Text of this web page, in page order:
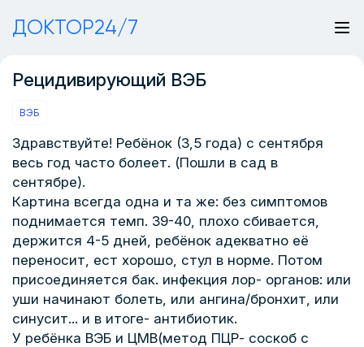
ДОКТОР24/7
Рецидивирующий ВЭБ
ВЭБ
Здравствуйте! Ребёнок (3,5 года) с сентября
весь год часто болеет. (Пошли в сад в
сентябре).
Картина всегда одна и та же: без симптомов
поднимается темп. 39-40, плохо сбивается,
держится 4-5 дней, ребёнок адекватно её
переносит, ест хорошо, стул в норме. Потом
присоединяется бак. инфекция лор- органов: или
уши начинают болеть, или ангина/бронхит, или
синусит... и в итоге- антибиотик.
У ребёнка ВЭБ и ЦМВ(метод ПЦР- соскоб с